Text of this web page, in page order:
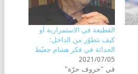
القطيعة في الاستمرارية أو
كيف نتطوّر من الداخل:
الحداثة في فكر هشام جعيّط
2021/07/05
في "حروف حرّة"